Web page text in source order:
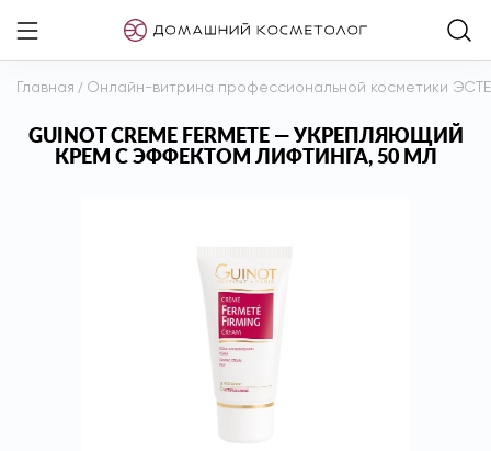
Главная / Онлайн-витрина профессиональной косметики
GUINOT CREME FERMETE — УКРЕПЛЯЮЩИЙ
КРЕМ С ЭФФЕКТОМ ЛИФТИНГА, 50 МЛ